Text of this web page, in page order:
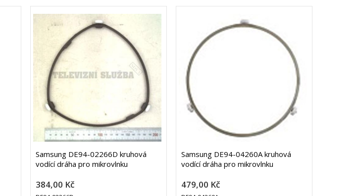
Samsung DE94-02266D kruhová
vodící dráha pro mikrovlnku
384,00 Kč
Samsung DE94-04260A kruhová
vodící dráha pro mikrovlnku
479,00 Kč